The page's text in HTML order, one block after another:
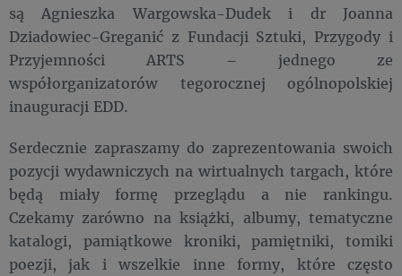
są Agnieszka Wargowska-Dudek i dr Joanna
Dziadowiec-Greganić z Fundacji Sztuki, Przygody i
Przyjemności ARTS – jednego ze
współorganizatorów tegorocznej ogólnopolskiej
inauguracji EDD.
Serdecznie zapraszamy do zaprezentowania swoich
pozycji wydawniczych na wirtualnych targach, które
będą miały formę przeglądu a nie rankingu.
Czekamy zarówno na książki, albumy, tematyczne
katalogi, pamiątkowe kroniki, pamiętniki, tomiki
poezji, jak i wszelkie inne formy, które często